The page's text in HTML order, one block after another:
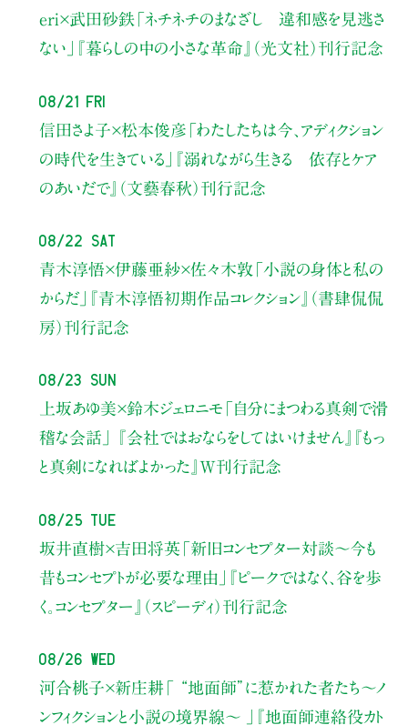
eri×武田砂鉄「ネチネチのまなざし 違和感を見逃さ
ない」
『暮らしの中の小さな革命』（光文社）刊行記念
08/21 Fri
信田さよ子×松本俊彦 「わたしたちは今、アディクション
の時代を生きている」
『溺れながら生きる 依存とケア
のあいだで』（文藝春秋）刊行記念
08/22 Sat
青木淳悟×伊藤亜紗×佐々木敦 「小説の身体と私の
からだ」
『青木淳悟初期作品コレクション』（書肆侃侃
房）刊行記念
08/23 Sun
上坂あゆ美×鈴木ジェロニモ 「自分にまつわる真剣で滑
稽な会話」
『会社ではおならをしてはいけません』『もっ
と真剣になればよかった』W刊行記念
08/25 Tue
坂井直樹×吉田将英「新旧コンセプター対談～今も
昔もコンセプトが必要な理由」
『ピークではなく、谷を歩
く。コンセプター』（スピーディ）刊行記念
08/26 Wed
河合桃子×新庄耕「 “地面師”に惹かれた者たち〜ノ
ンフィクションと小説の境界線〜 」
『地面師連絡役カト